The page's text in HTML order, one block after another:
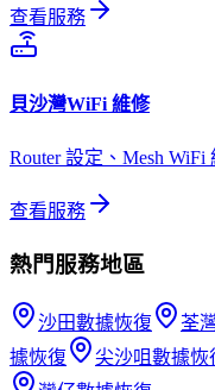
查看服務
貝沙灣WiFi 維修
Router 設定、Mesh WiFi
查看服務
熱門服務地區
沙田數據恢復 荃
據恢復
尖沙咀數據恢